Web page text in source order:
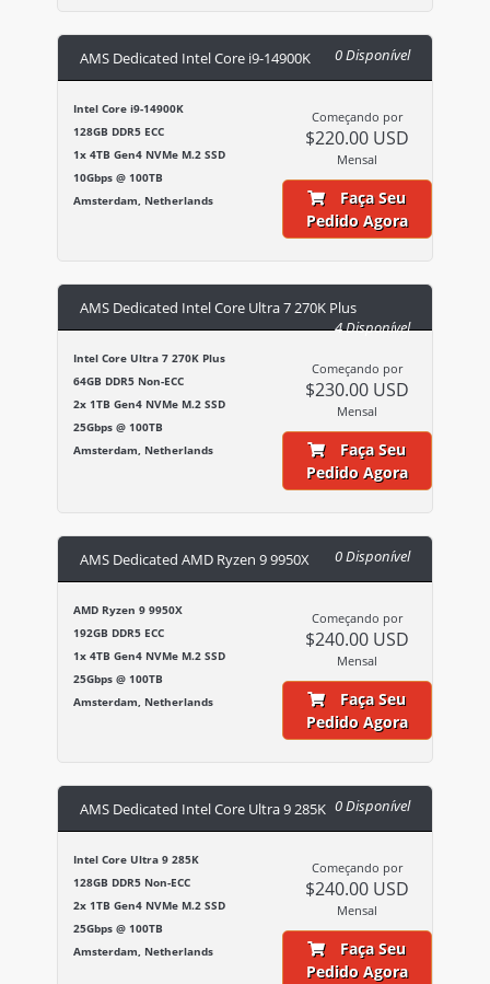
AMS Dedicated Intel Core i9-14900K 0 Disponível
Intel Core i9-14900K
128GB DDR5 ECC
1x 4TB Gen4 NVMe M.2 SSD
10Gbps @ 100TB
Amsterdam, Netherlands
Começando por
$220.00 USD
Mensal
Faça Seu
Pedido Agora
AMS Dedicated Intel Core Ultra 7 270K Plus
4 Disponível
Intel Core Ultra 7 270K Plus
64GB DDR5 Non-ECC
2x 1TB Gen4 NVMe M.2 SSD
25Gbps @ 100TB
Amsterdam, Netherlands
Começando por
$230.00 USD
Mensal
Faça Seu
Pedido Agora
AMS Dedicated AMD Ryzen 9 9950X 0 Disponível
AMD Ryzen 9 9950X
192GB DDR5 ECC
1x 4TB Gen4 NVMe M.2 SSD
25Gbps @ 100TB
Amsterdam, Netherlands
Começando por
$240.00 USD
Mensal
Faça Seu
Pedido Agora
AMS Dedicated Intel Core Ultra 9 285K 0 Disponível
Intel Core Ultra 9 285K
128GB DDR5 Non-ECC
2x 1TB Gen4 NVMe M.2 SSD
25Gbps @ 100TB
Amsterdam, Netherlands
Começando por
$240.00 USD
Mensal
Faça Seu
Pedido Agora